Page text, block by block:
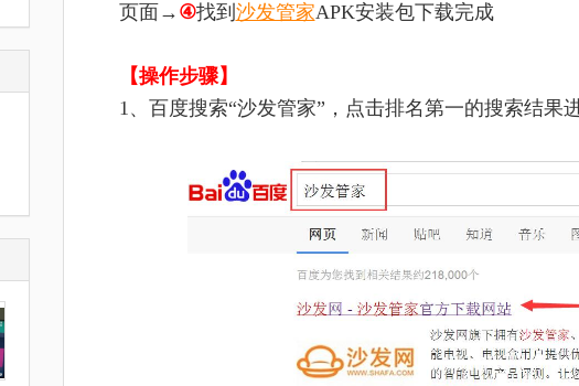
页面→ ④找到 沙发管家APK安装包下载完成
【操作步骤】
1、百度搜索“沙发管家”，点击排名第一的搜索结果